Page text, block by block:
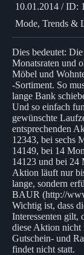
10.01.2014 / ID:
Mode, Trends &
Dies bedeutet:
Monatsraten und
Möbel und
-Sortiment. So
lange Bank
Und so einfach
gewünschte
entsprechenden
12343, bei sechs
14149, bei 14
14123 und bei 24
Aktion läuft nur
lange, sondern
BAUR (http://
Wichtig ist, dass
Interessenten gilt,
diese Aktion nicht
Gutschein- und
findet nicht statt.